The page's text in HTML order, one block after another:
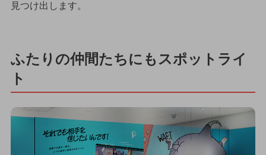
見つけ出します。
ふたりの仲間たちにもスポットライ
ト